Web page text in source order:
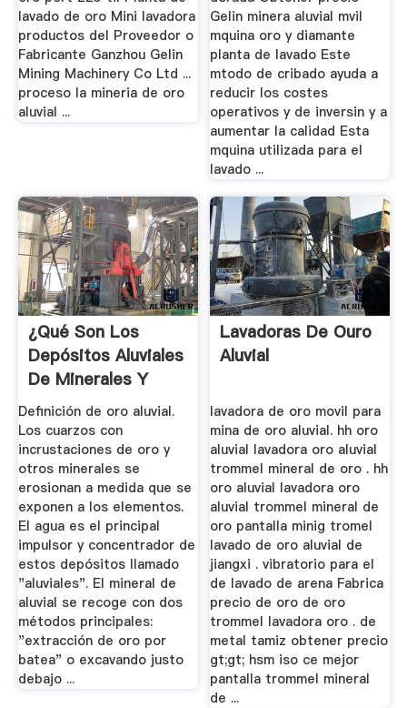
lavado de oro Mini lavadora
productos del Proveedor o
Fabricante Ganzhou Gelin
Mining Machinery Co Ltd ...
proceso la mineria de oro
aluvial ...
Gelin minera aluvial mvil
mquina oro y diamante
planta de lavado Este
mtodo de cribado ayuda a
reducir los costes
operativos y de inversin y a
aumentar la calidad Esta
mquina utilizada para el
lavado ...
¿Qué Son Los
Depósitos Aluviales
De Minerales Y
Dónde Se ...
Definición de oro aluvial.
Los cuarzos con
incrustaciones de oro y
otros minerales se
erosionan a medida que se
exponen a los elementos.
El agua es el principal
impulsor y concentrador de
estos depósitos llamado
"aluviales". El mineral de
aluvial se recoge con dos
métodos principales:
"extracción de oro por
batea" o excavando justo
debajo ...
Lavadoras De Ouro
Aluvial
lavadora de oro movil para
mina de oro aluvial. hh oro
aluvial lavadora oro aluvial
trommel mineral de oro . hh
oro aluvial lavadora oro
aluvial trommel mineral de
oro pantalla minig tromel
lavado de oro aluvial de
jiangxi . vibratorio para el
de lavado de arena Fabrica
precio de oro de oro
trommel lavadora oro . de
metal tamiz obtener precio
gt;gt; hsm iso ce mejor
pantalla trommel mineral
de ...